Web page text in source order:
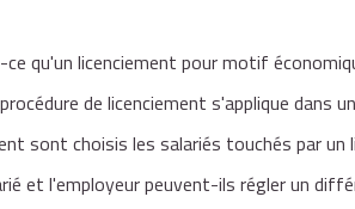
qu'un licenciement pour motif
de licenciement s'applique dans
sont choisis les salariés touchés par un
et l'employeur peuvent-ils régler un